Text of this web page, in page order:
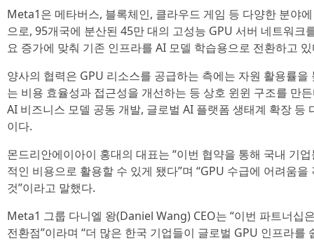
Meta1은 메타버스, 블록체인, 클라우드 게임 등 다양한 분야
으로, 95개국에 분산된 45만 대의 고성능 GPU 서버 네트워크
요 증가에 맞춰 기존 인프라를 AI 모델 학습용으로 전환하고
양사의 협력은 GPU 리소스를 공급하는 측에는 자원 활용률
는 비용 효율성과 접근성을 개선하는 등 상호 윈윈 구조를 만
AI 비즈니스 모델 공동 개발, 글로벌 AI 플랫폼 생태계 확장 등
이다.
몬드리안에이아이 홍대의 대표는 “이번 협약을 통해 국내 기
적인 비용으로 활용할 수 있게 됐다”며 “GPU 수급에 어려움
것”이라고 말했다.
Meta1 그룹 다니엘 왕(Daniel Wang) CEO는 “이번 파트너십
전환점”이라며 “더 많은 한국 기업들이 글로벌 GPU 인프라